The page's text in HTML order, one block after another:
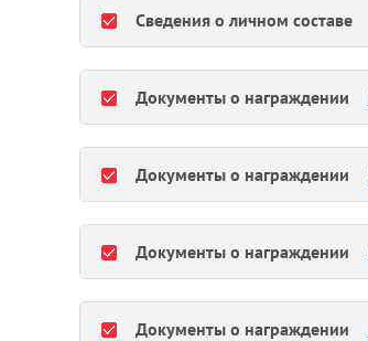
Сведения о личном составе
Документы о награждении
Документы о награждении
Документы о награждении
Документы о награждении